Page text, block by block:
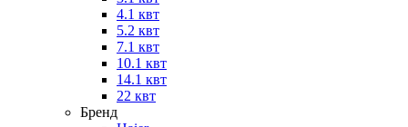
4.1 квт
5.2 квт
7.1 квт
10.1 квт
14.1 квт
22 квт
Бренд